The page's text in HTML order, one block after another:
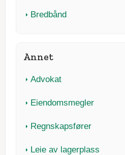
Bredbånd
Annet
Advokat
Eiendomsmegler
Regnskapsfører
Leie av lagerplass